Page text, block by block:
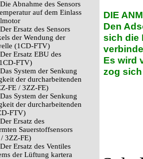
Abnahme des Sensors
auf dem Einlass
Ersatz des Sensors
der Wendung der
(1CD-FTV)
Ersatz EBU des
FTV)
System der Senkung
der durcharbeitenden
FE / 3ZZ-FE)
System der Senkung
der durcharbeitenden
FTV)
Ersatz des
Sauerstoffsensors
3ZZ-FE)
Ersatz des Ventiles
der Lüftung kartera
DIE
Den
sich die
Es wird
zog